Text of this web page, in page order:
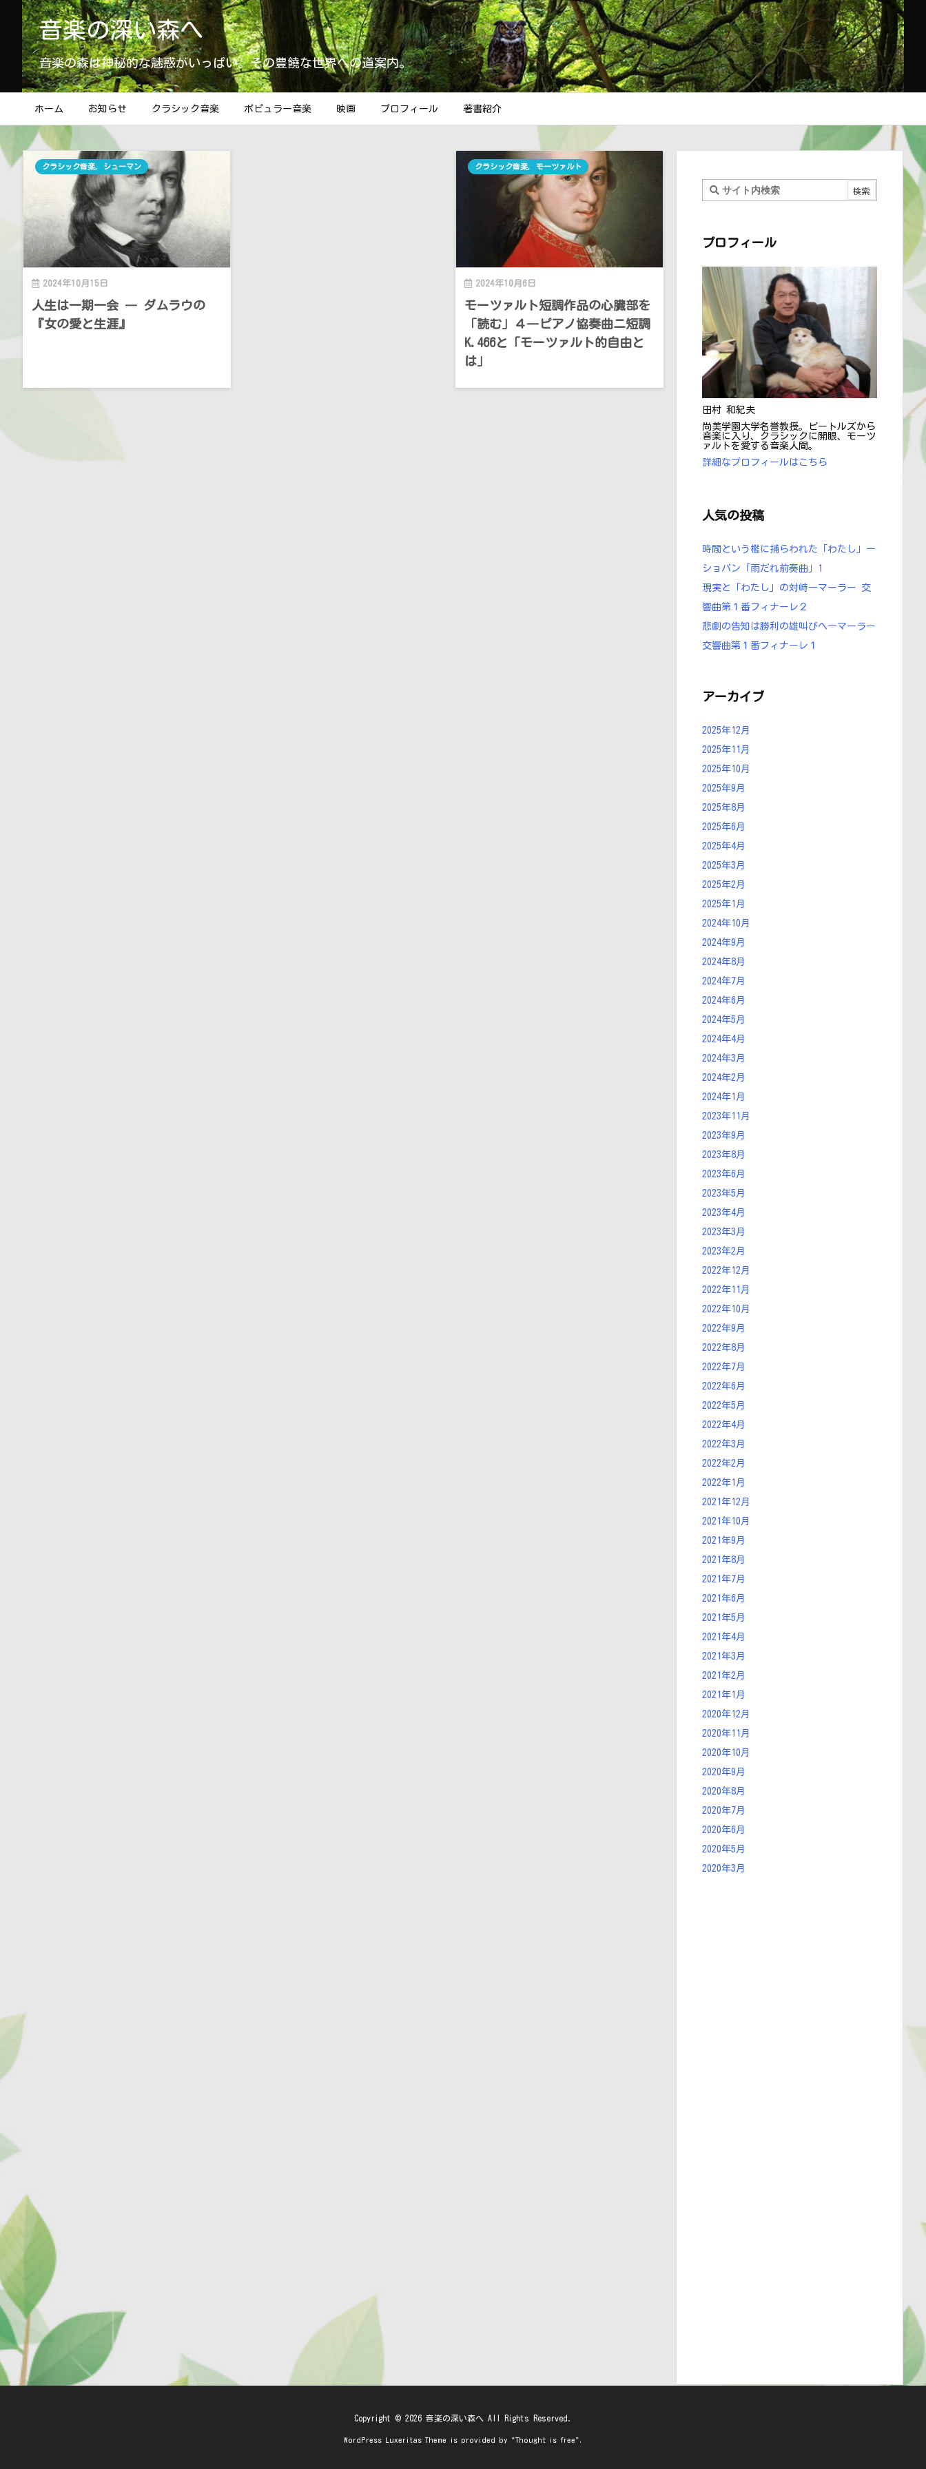
音楽の深い森へ
音楽の森は神秘的な魅惑がいっぱい。その豊饒な世界への道案内。
ホーム お知らせ クラシック音楽 ポピュラー音楽 映画 プロフィール 著書紹介
2024年10月15日
クラシック音楽, シューマン
人生は一期一会 ― ダムラウの
『女の愛と生涯』
2024年10月6日
クラシック音楽, モーツァルト
モーツァルト短調作品の心臓部を
「読む」４―ピアノ協奏曲ニ短調
K.466と「モーツァルト的自由と
は」
プロフィール
田村 和紀夫
尚美学園大学名誉教授。ビートルズから
音楽に入り、クラシックに開眼、モーツ
ァルトを愛する音楽人間。
詳細なプロフィールはこちら
人気の投稿
時間という檻に捕らわれた「わたし」―
ショパン ｢雨だれ前奏曲」1
現実と「わたし」の対峙―マーラー 交
響曲第１番フィナーレ２
悲劇の告知は勝利の雄叫びへ―マーラー
交響曲第１番フィナーレ１
アーカイブ
2025年12月
2025年11月
2025年10月
2025年9月
2025年8月
2025年6月
2025年4月
2025年3月
2025年2月
2025年1月
2024年10月
2024年9月
2024年8月
2024年7月
2024年6月
2024年5月
2024年4月
2024年3月
2024年2月
2024年1月
2023年11月
2023年9月
2023年8月
2023年6月
2023年5月
2023年4月
2023年3月
2023年2月
2022年12月
2022年11月
2022年10月
2022年9月
2022年8月
2022年7月
2022年6月
2022年5月
2022年4月
2022年3月
2022年2月
2022年1月
2021年12月
2021年10月
2021年9月
2021年8月
2021年7月
2021年6月
2021年5月
2021年4月
2021年3月
2021年2月
2021年1月
2020年12月
2020年11月
2020年10月
2020年9月
2020年8月
2020年7月
2020年6月
2020年5月
2020年3月
Copyright © 2026 音楽の深い森へ All Rights Reserved.
WordPress Luxeritas Theme is provided by "Thought is free".